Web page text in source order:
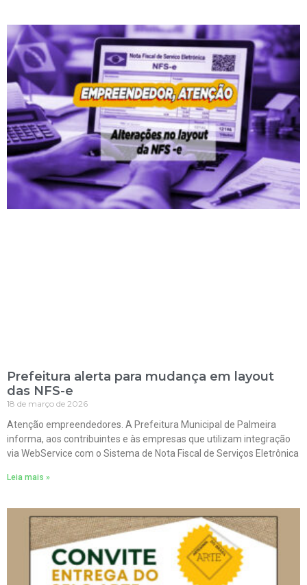
Prefeitura alerta para mudança em layout
das NFS-e
18 de março de 2026
Atenção empreendedores. A Prefeitura Municipal de Palmeira
informa, aos contribuintes e às empresas que utilizam integração
via WebService com o Sistema de Nota Fiscal de Serviços Eletrônica
Leia mais »